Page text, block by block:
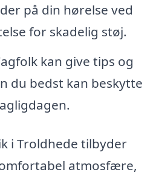
på din hørelse ved
for skadelig støj.
kan give tips og
du bedst kan beskytte
i Troldhede tilbyder
atmosfære,